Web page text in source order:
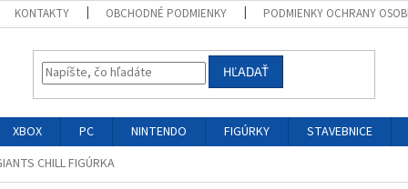
KONTAKTY OBCHODNÉ PODMIENKY PODMIENKY OCHRANY
HĽADAŤ
XBOX PC NINTENDO FIGÚRKY STAVEBNICE
CHILL FIGÚRKA